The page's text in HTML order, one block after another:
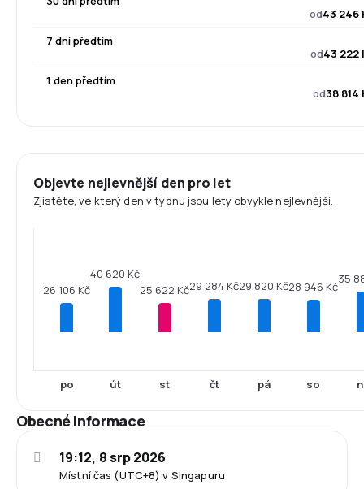
od43 246
7 dní předtím
od43 222
1 den předtím
od38 814
Objevte nejlevnější den pro let
Zjistěte, ve který den v týdnu jsou lety obvykle nejlevnější.
26 106 Kč
po
40 620 Kč
út
25 622 Kč
st
29 284 Kč
čt
29 820 Kč
pá
28 946 Kč
so
35
Obecné informace
Místní čas (UTC+8) v Singapuru
19:12, 8 srp 2026